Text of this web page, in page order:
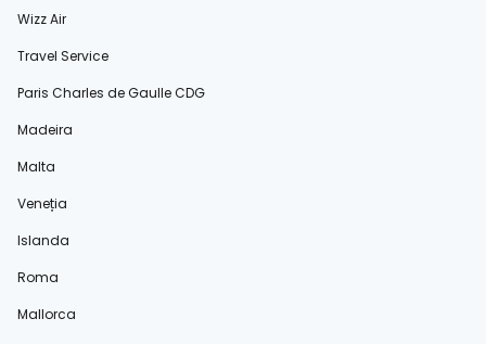
Wizz Air
Travel Service
Paris Charles de Gaulle CDG
Madeira
Malta
Veneția
Islanda
Roma
Mallorca